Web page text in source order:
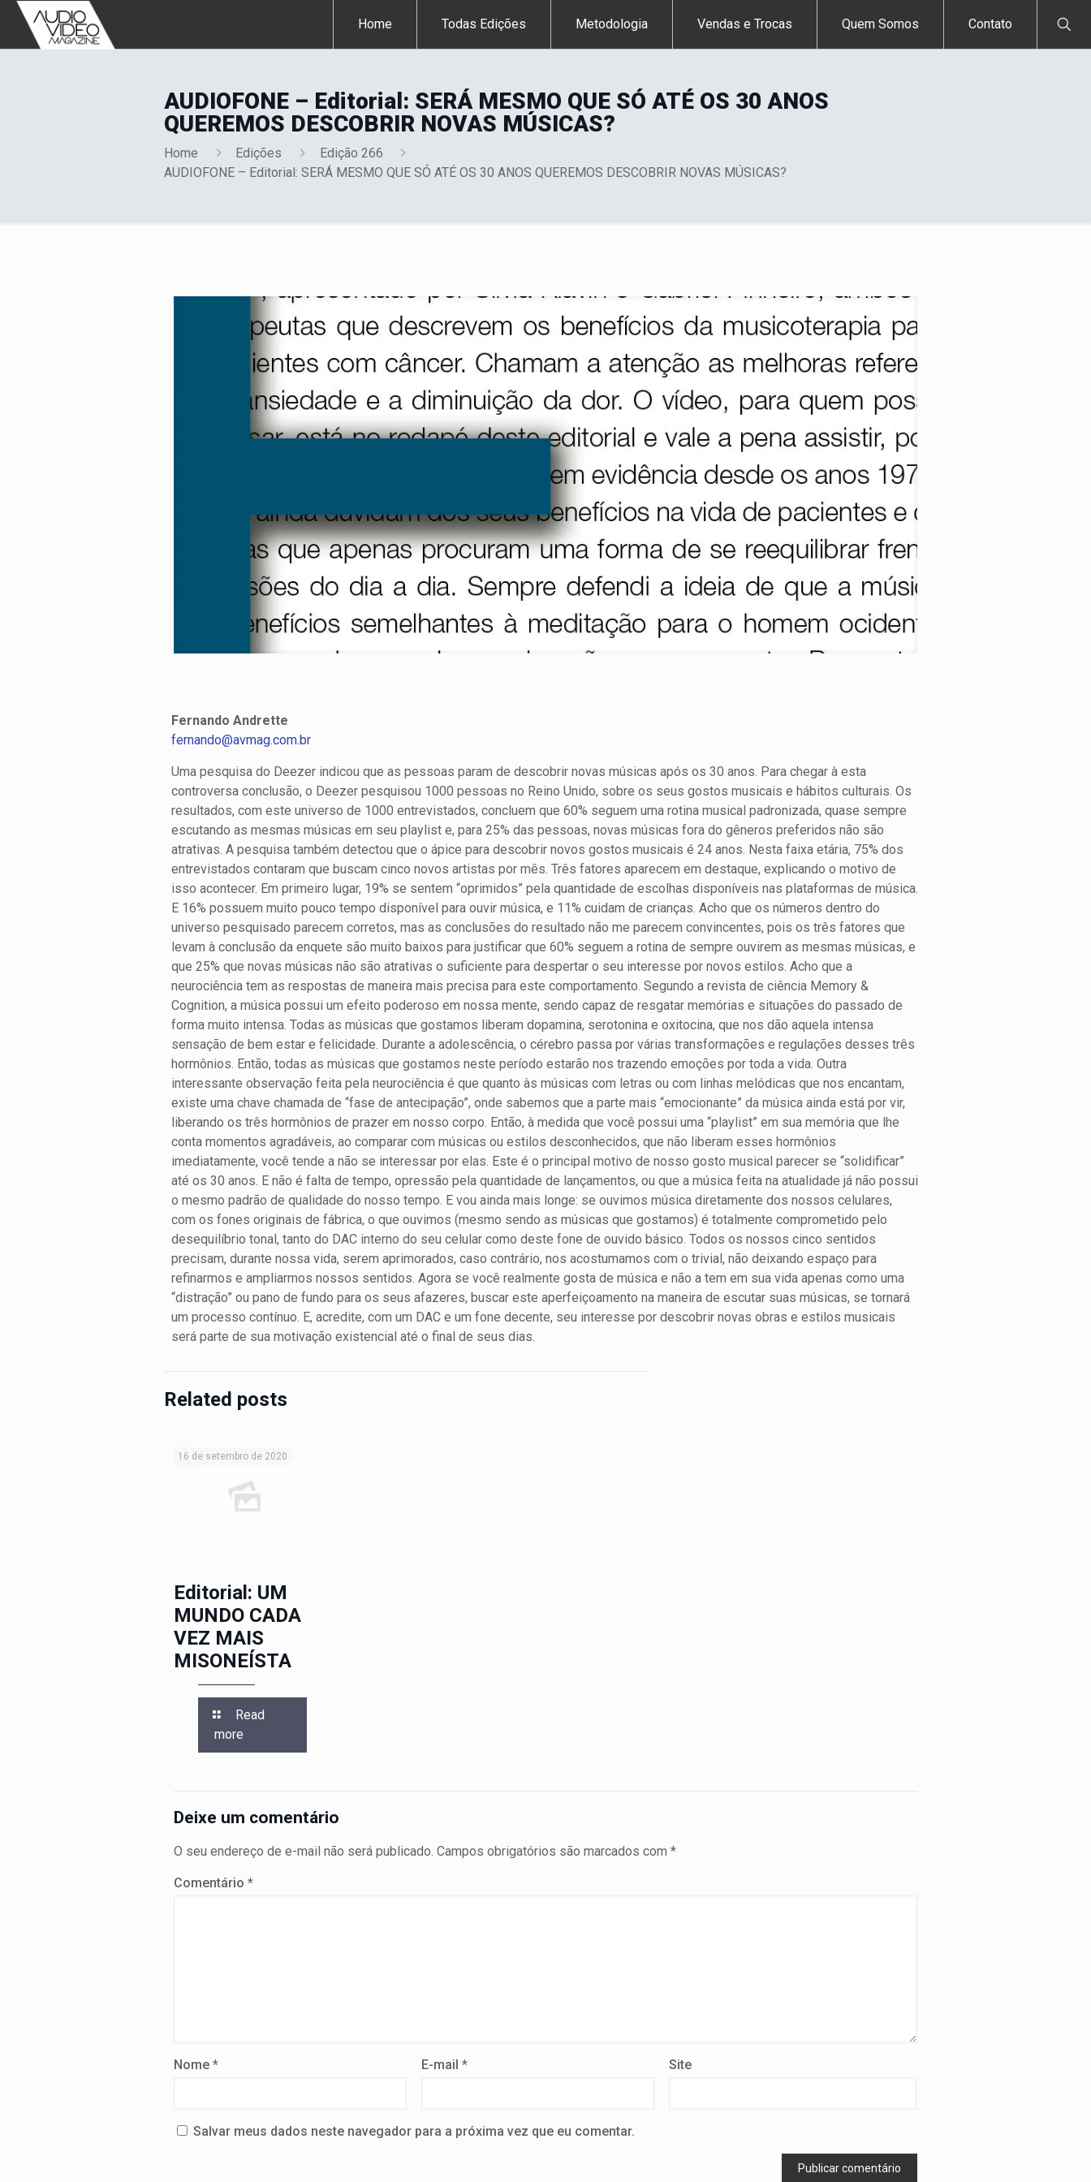
Home Todas Edições Metodologia Vendas e Trocas Quem Somos Contato
AUDIOFONE – Editorial: SERÁ MESMO QUE SÓ ATÉ OS 30 ANOS
QUEREMOS DESCOBRIR NOVAS MÚSICAS?
Home Edições
Edição 266
AUDIOFONE – Editorial: SERÁ MESMO QUE SÓ ATÉ OS 30 ANOS QUEREMOS DESCOBRIR NOVAS MÚSICAS?
Fernando Andrette
fernando@avmag.com.br
Uma pesquisa do Deezer indicou que as pessoas param de descobrir novas músicas após os 30 anos. Para chegar à esta
controversa conclusão, o Deezer pesquisou 1000 pessoas no Reino Unido, sobre os seus gostos musicais e hábitos culturais. Os
resultados, com este universo de 1000 entrevistados, concluem que 60% seguem uma rotina musical padronizada, quase sempre
escutando as mesmas músicas em seu playlist e, para 25% das pessoas, novas músicas fora do gêneros preferidos não são
atrativas. A pesquisa também detectou que o ápice para descobrir novos gostos musicais é 24 anos. Nesta faixa etária, 75% dos
entrevistados contaram que buscam cinco novos artistas por mês. Três fatores aparecem em destaque, explicando o motivo de
isso acontecer. Em primeiro lugar, 19% se sentem “oprimidos” pela quantidade de escolhas disponíveis nas plataformas de música.
E 16% possuem muito pouco tempo disponível para ouvir música, e 11% cuidam de crianças. Acho que os números dentro do
universo pesquisado parecem corretos, mas as conclusões do resultado não me parecem convincentes, pois os três fatores que
levam à conclusão da enquete são muito baixos para justificar que 60% seguem a rotina de sempre ouvirem as mesmas músicas, e
que 25% que novas músicas não são atrativas o suficiente para despertar o seu interesse por novos estilos. Acho que a
neurociência tem as respostas de maneira mais precisa para este comportamento. Segundo a revista de ciência Memory &
Cognition, a música possui um efeito poderoso em nossa mente, sendo capaz de resgatar memórias e situações do passado de
forma muito intensa. Todas as músicas que gostamos liberam dopamina, serotonina e oxitocina, que nos dão aquela intensa
sensação de bem estar e felicidade. Durante a adolescência, o cérebro passa por várias transformações e regulações desses três
hormônios. Então, todas as músicas que gostamos neste período estarão nos trazendo emoções por toda a vida. Outra
interessante observação feita pela neurociência é que quanto às músicas com letras ou com linhas melódicas que nos encantam,
existe uma chave chamada de “fase de antecipação”, onde sabemos que a parte mais “emocionante” da música ainda está por vir,
liberando os três hormônios de prazer em nosso corpo. Então, à medida que você possui uma “playlist” em sua memória que lhe
conta momentos agradáveis, ao comparar com músicas ou estilos desconhecidos, que não liberam esses hormônios
imediatamente, você tende a não se interessar por elas. Este é o principal motivo de nosso gosto musical parecer se “solidificar”
até os 30 anos. E não é falta de tempo, opressão pela quantidade de lançamentos, ou que a música feita na atualidade já não possui
o mesmo padrão de qualidade do nosso tempo. E vou ainda mais longe: se ouvimos música diretamente dos nossos celulares,
com os fones originais de fábrica, o que ouvimos (mesmo sendo as músicas que gostamos) é totalmente comprometido pelo
desequilíbrio tonal, tanto do DAC interno do seu celular como deste fone de ouvido básico. Todos os nossos cinco sentidos
precisam, durante nossa vida, serem aprimorados, caso contrário, nos acostumamos com o trivial, não deixando espaço para
refinarmos e ampliarmos nossos sentidos. Agora se você realmente gosta de música e não a tem em sua vida apenas como uma
“distração” ou pano de fundo para os seus afazeres, buscar este aperfeiçoamento na maneira de escutar suas músicas, se tornará
um processo contínuo. E, acredite, com um DAC e um fone decente, seu interesse por descobrir novas obras e estilos musicais
será parte de sua motivação existencial até o final de seus dias.
Related posts
16 de setembro de 2020
Editorial: UM
MUNDO CADA
VEZ MAIS
MISONEÍSTA
Read
more
Deixe um comentário
O seu endereço de e-mail não será publicado. Campos obrigatórios são marcados com *
Comentário *
Nome * E-mail* Site
Salvar meus dados neste navegador para a próxima vez que eu comentar.